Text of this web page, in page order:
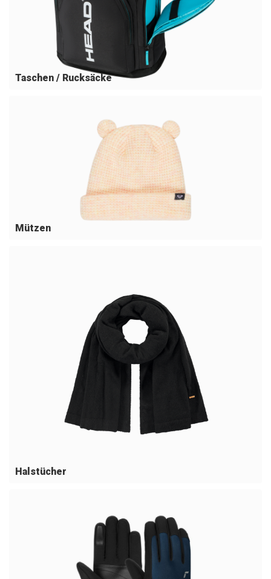
Taschen / Rucksäcke
Mützen
Halstücher